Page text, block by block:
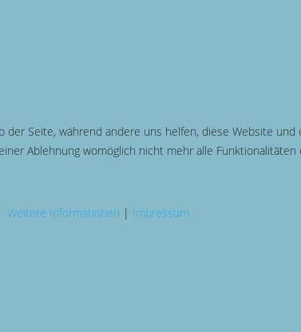
Seite, während andere uns helfen, diese Website
Ablehnung womöglich nicht mehr alle Funktionalitäten
Weitere Informationen | Impressum